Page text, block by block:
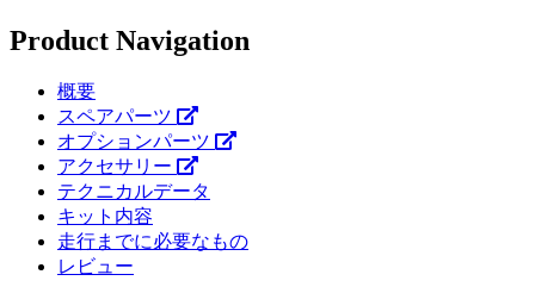
Product Navigation
概要
スペアパーツ
オプションパーツ
アクセサリー
テクニカルデータ
キット内容
走行までに必要なもの
レビュー